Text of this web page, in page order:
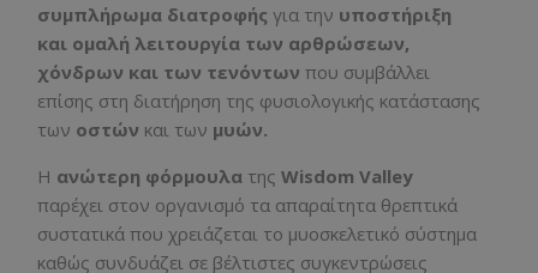
συμπλήρωμα διατροφής για την υποστήριξη
και ομαλή λειτουργία των αρθρώσεων,
χόνδρων και των τενόντων που συμβάλλει
επίσης στη διατήρηση της φυσιολογικής κατάστασης
των οστών και των μυών.
Η ανώτερη φόρμουλα της Wisdom Valley
παρέχει στον οργανισμό τα απαραίτητα θρεπτικά
συστατικά που χρειάζεται το μυοσκελετικό σύστημα
καθώς συνδυάζει σε βέλτιστες συγκεντρώσεις